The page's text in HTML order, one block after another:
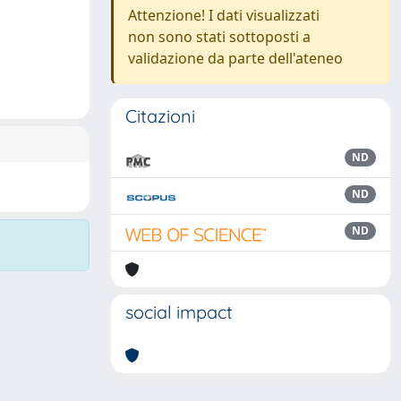
Attenzione! I dati visualizzati
non sono stati sottoposti a
validazione da parte dell'ateneo
Citazioni
ND
ND
ND
social impact